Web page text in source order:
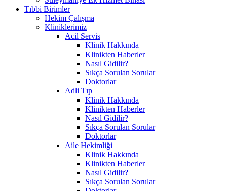
Tıbbi Birimler
Hekim Çalışma
Kliniklerimiz
Acil Servis
Klinik Hakkında
Klinikten Haberler
Nasıl Gidilir?
Sıkça Sorulan Sorular
Doktorlar
Adli Tıp
Klinik Hakkında
Klinikten Haberler
Nasıl Gidilir?
Sıkça Sorulan Sorular
Doktorlar
Aile Hekimliği
Klinik Hakkında
Klinikten Haberler
Nasıl Gidilir?
Sıkça Sorulan Sorular